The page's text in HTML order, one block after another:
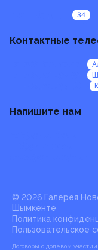
34
Контактные
Напишите нам
© 2026 Галерея
Шымкенте
Политика
Пользовательское
Договоры о долевом